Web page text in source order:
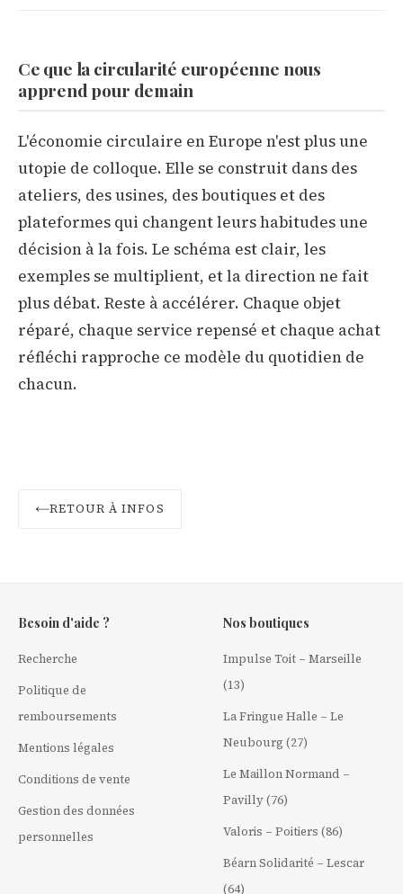
Ce que la circularité européenne nous
apprend pour demain
L'économie circulaire en Europe n'est plus une
utopie de colloque. Elle se construit dans des
ateliers, des usines, des boutiques et des
plateformes qui changent leurs habitudes une
décision à la fois. Le schéma est clair, les
exemples se multiplient, et la direction ne fait
plus débat. Reste à accélérer. Chaque objet
réparé, chaque service repensé et chaque achat
réfléchi rapproche ce modèle du quotidien de
chacun.
RETOUR À INFOS
Besoin d'aide ?
Recherche
Politique de
remboursements
Mentions légales
Conditions de vente
Gestion des données
personnelles
Nos boutiques
Impulse Toit – Marseille
(13)
La Fringue Halle – Le
Neubourg (27)
Le Maillon Normand –
Pavilly (76)
Valoris – Poitiers (86)
Béarn Solidarité – Lescar
(64)